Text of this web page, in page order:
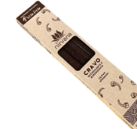
négatives et redonner
vitalité, force et
VOIR LES DÉTAILS VOIR
PRODUITS CONNEXES